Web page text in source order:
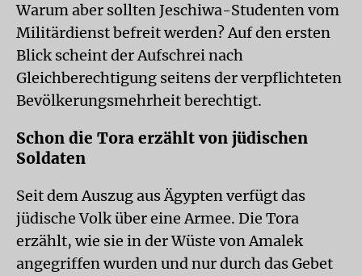
Warum aber sollten Jeschiwa-Studenten vom
Militärdienst befreit werden? Auf den ersten
Blick scheint der Aufschrei nach
Gleichberechtigung seitens der verpflichteten
Bevölkerungsmehrheit berechtigt.
Schon die Tora erzählt von jüdischen
Soldaten
Seit dem Auszug aus Ägypten verfügt das
jüdische Volk über eine Armee. Die Tora
erzählt, wie sie in der Wüste von Amalek
angegriffen wurden und nur durch das Gebet